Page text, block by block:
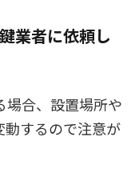
業者に依頼し
場合、設置場所や
動するので注意が